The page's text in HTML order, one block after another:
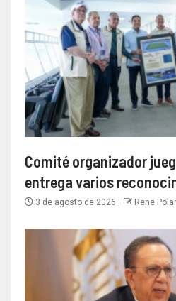
Comité organizador
entrega varios
3 de agosto de 2026 Rene